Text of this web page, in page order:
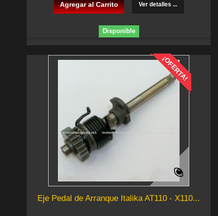
Agregar al Carrito Ver detalles ...
Disponible
¡OFERTA!
Eje Pedal de Arranque Italika AT110 - X110...